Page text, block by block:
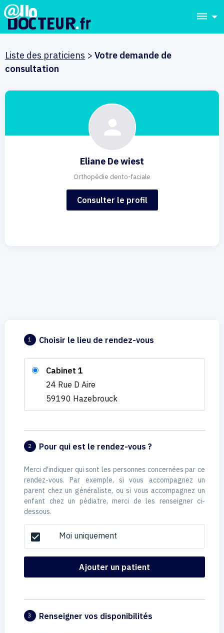
dehaze
Liste des praticiens > Votre demande de
consultation
Eliane De wiest
Orthopédie dento-faciale
Consulter le profil
1 Choisir le lieu de rendez-vous
Cabinet 1
24 Rue D Aire
59190 Hazebrouck
2 Pour qui est le rendez-vous ?
Merci d'indiquer qui sont les personnes concernées par ce
rendez-vous. Par exemple, si vous accompagnez un
parent chez un généraliste, ou si vous accompagnez un
enfant chez un pédiatre, merci de les renseigner ci-
dessous.
check_box Moi uniquement
Ajouter un patient
3 Renseigner vos disponibilités